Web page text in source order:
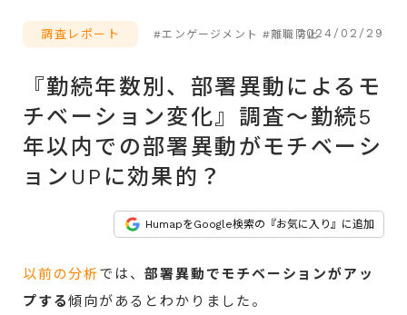
調査レポート #エンゲージメント #離職防止2024/02/29
『勤続年数別、部署異動によるモ
チベーション変化』調査～勤続5
年以内での部署異動がモチベーシ
ョンUPに効果的？
HumapをGoogle検索の『お気に入り』に追加
以前の分析では、部署異動でモチベーションがアッ
プする傾向があるとわかりました。